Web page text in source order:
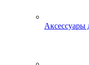
Аксессуары